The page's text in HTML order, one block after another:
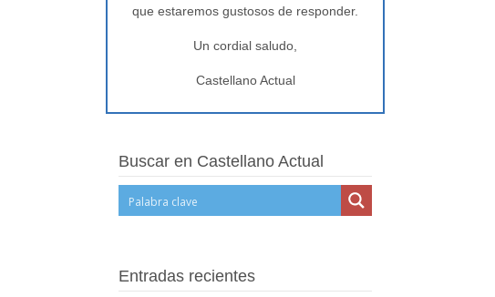
que estaremos gustosos de responder.
Un cordial saludo,
Castellano Actual
Buscar en Castellano Actual
Entradas recientes